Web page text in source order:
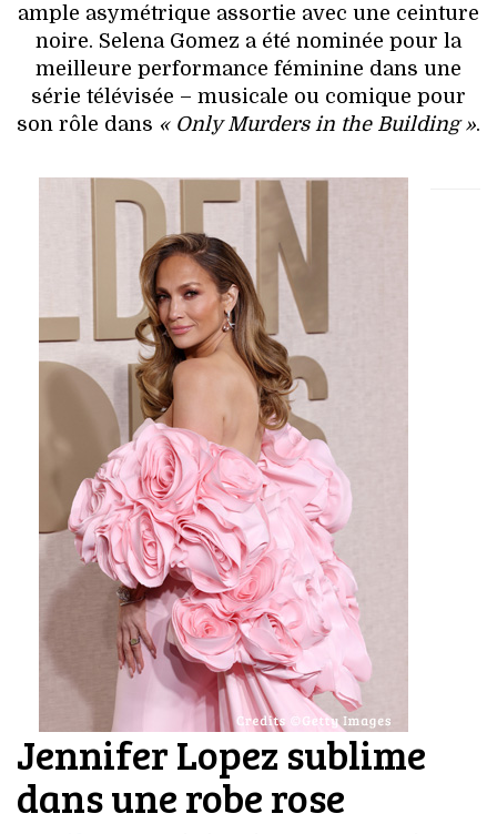
ample asymétrique assortie avec une ceinture
noire. Selena Gomez a été nominée pour la
meilleure performance féminine dans une
série télévisée – musicale ou comique pour
son rôle dans « Only Murders in the Building ».
Jennifer Lopez sublime
dans une robe rose